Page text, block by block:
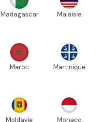
Madagascar Malaisie
Maroc Martinique
Moldavie Monaco